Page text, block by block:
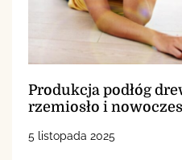
Produkcja podłóg
rzemiosło i
5 listopada 2025